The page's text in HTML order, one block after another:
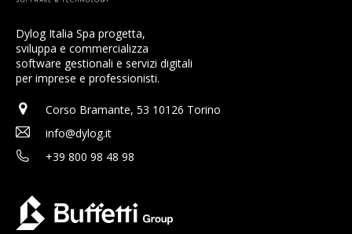
Dylog Italia Spa progetta,
sviluppa e commercializza
software gestionali e servizi digitali
per imprese e professionisti.
Corso Bramante, 53 10126 Torino
info@dylog.it
+39 800 98 48 98